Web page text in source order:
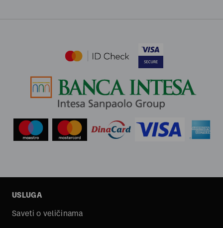
USLUGA
Saveti o veličinama